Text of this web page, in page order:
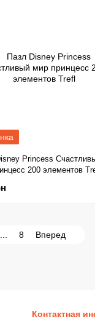
Princess
200 элементов
8 Вперед
Контактная